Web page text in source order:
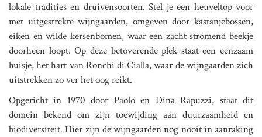
lokale tradities en druivensoorten. Stel je een heuveltop voor
met uitgestrekte wijngaarden, omgeven door kastanjebossen,
eiken en wilde kersenbomen, waar een zacht stromend beekje
doorheen loopt. Op deze betoverende plek staat een eenzaam
huisje, het hart van Ronchi di Cialla, waar de wijngaarden zich
uitstrekken zo ver het oog reikt.
Opgericht in 1970 door Paolo en Dina Rapuzzi, staat dit
domein bekend om zijn toewijding aan duurzaamheid en
biodiversiteit. Hier zijn de wijngaarden nog nooit in aanraking